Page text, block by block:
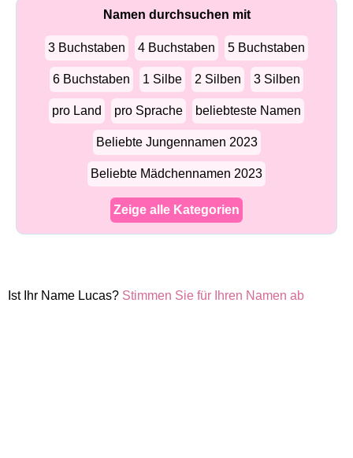
Namen durchsuchen mit
3 Buchstaben 4 Buchstaben 5 Buchstaben
6 Buchstaben 1 Silbe 2 Silben 3 Silben
pro Land pro Sprache beliebteste Namen
Beliebte Jungennamen 2023
Beliebte Mädchennamen 2023
Zeige alle Kategorien
Ist Ihr Name Lucas? Stimmen Sie für Ihren Namen ab